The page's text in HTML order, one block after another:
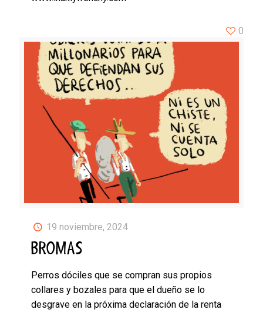
19 noviembre, 2024
BROMAS
Perros dóciles que se compran sus propios
collares y bozales para que el dueño se lo
desgrave en la próxima declaración de la renta
0